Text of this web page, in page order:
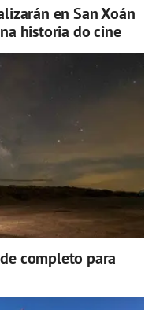
en San Xoán
historia do cine
completo para